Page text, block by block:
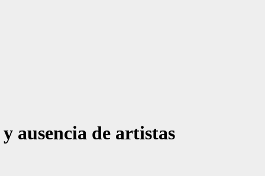
ausencia de artistas